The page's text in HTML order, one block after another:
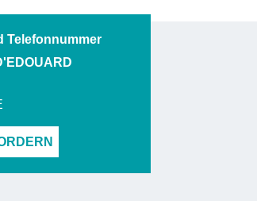
Telefonnummer